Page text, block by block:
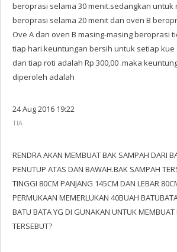
beroprasi selama 30 menit.sedangkan untuk
beroprasi selama 20 menit dan oven B
Ove A dan oven B masing-masing beroprasi
tiap hari.keuntungan bersih untuk setiap kue
dan tiap roti adalah Rp 300,00 .maka
diperoleh adalah
24 Aug 2016 19:22
TIA
RENDRA AKAN MEMBUAT BAK SAMPAH DARI
PENUTUP ATAS DAN BAWAH.BAK SAMPAH
TINGGI 80CM PANJANG 145CM DAN LEBAR
PERMUKAAN MEMERLUKAN 40BUAH
BATU BATA YG DI GUNAKAN UNTUK
TERSEBUT?